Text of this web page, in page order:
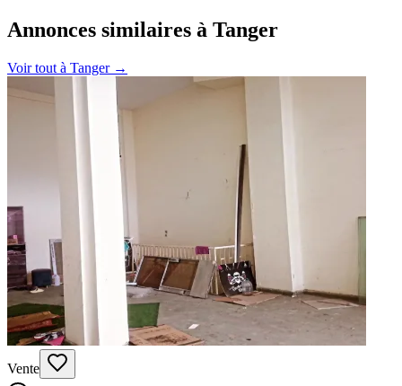
Annonces similaires à Tanger
Voir tout à Tanger→
Vente